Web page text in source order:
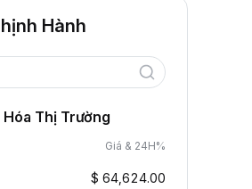
Hành
Thị Trường
Giá & 24H%
$ 64,624.00